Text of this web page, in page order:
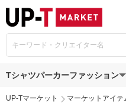
Tシャツパーカーファッション
UP-Tマーケット マーケットアイテ